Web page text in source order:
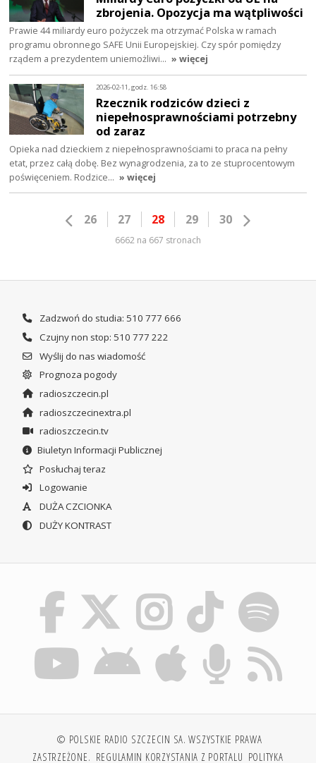
zbrojenia. Opozycja ma wątpliwości
Prawie 44 miliardy euro pożyczek ma otrzymać Polska w ramach
programu obronnego SAFE Unii Europejskiej. Czy spór pomiędzy
rządem a prezydentem uniemożliwi… » więcej
2026-02-11, godz. 16:58
Rzecznik rodziców dzieci z
niepełnosprawnościami potrzebny
od zaraz
Opieka nad dzieckiem z niepełnosprawnościami to praca na pełny
etat, przez całą dobę. Bez wynagrodzenia, za to ze stuprocentowym
poświęceniem. Rodzice… » więcej
26 27 28 29 30
6662 na 667 stronach
Zadzwoń do studia: 510 777 666
Czujny non stop: 510 777 222
Wyślij do nas wiadomość
Prognoza pogody
radioszczecin.pl
radioszczecinextra.pl
radioszczecin.tv
Biuletyn Informacji Publicznej
Posłuchaj teraz
Logowanie
DUŻA CZCIONKA
DUŻY KONTRAST
© POLSKIE RADIO SZCZECIN SA. WSZYSTKIE PRAWA
ZASTRZEŻONE. REGULAMIN KORZYSTANIA Z PORTALU POLITYKA